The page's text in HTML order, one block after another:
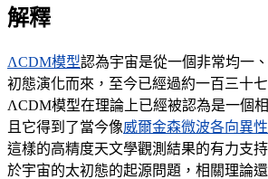
解釋
ΛCDM模型認為宇宙是從一個非常均一
初態演化而來，至今已經過約一百三十
ΛCDM模型在理論上已經被認為是一個
且它得到了當今像威爾金森微波各向異
這樣的高精度天文學觀測結果的有力支
於宇宙的太初態的起源問題，相關理論